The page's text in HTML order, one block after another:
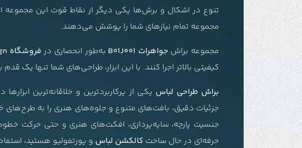
تنوع در اشکال و برش‌ها یکی دیگر از نقاط قوت این مجموعه
مجموعه تمام نیازهای شما را پوشش می‌دهند.
مجموعه براش جواهرات B01J001 به‌طور انحصاری در فروشگاه Modex Design
کیفیتی بالاتر اجرا کنند. با این ابزار، طراحی‌های شما تنها یک
براش طراحی لباس یکی از پرکاربردترین و خلاقانه‌ترین
جزئیات دقیق، بافت‌های متنوع و جلوه‌های هنری را به
جنسیت پارچه، سایه‌پردازی، افکت‌های هنری و حتی حرکت
حرفه‌ای در حال ساخت کالکشن لباس و پورتفولیو هستید،